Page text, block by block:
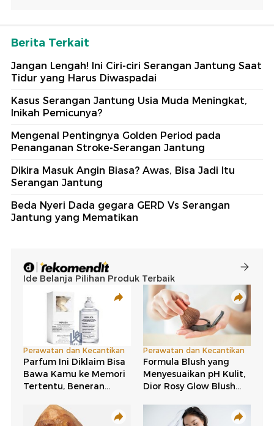
Berita Terkait
Jangan Lengah! Ini Ciri-ciri Serangan Jantung Saat
Tidur yang Harus Diwaspadai
Kasus Serangan Jantung Usia Muda Meningkat,
Inikah Pemicunya?
Mengenal Pentingnya Golden Period pada
Penanganan Stroke-Serangan Jantung
Dikira Masuk Angin Biasa? Awas, Bisa Jadi Itu
Serangan Jantung
Beda Nyeri Dada gegara GERD Vs Serangan
Jantung yang Mematikan